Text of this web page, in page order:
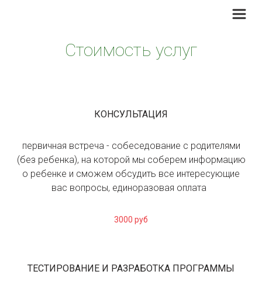
Стоимость услуг
КОНСУЛЬТАЦИЯ
первичная встреча - собеседование с родителями
(без ребенка), на которой мы соберем информацию
о ребенке и сможем обсудить все интересующие
вас вопросы, единоразовая оплата
3000 руб
ТЕСТИРОВАНИЕ И РАЗРАБОТКА ПРОГРАММЫ